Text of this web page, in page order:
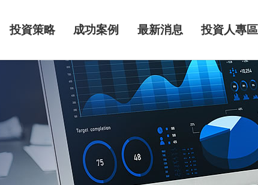
投資策略 成功案例 最新消息 投資人專區